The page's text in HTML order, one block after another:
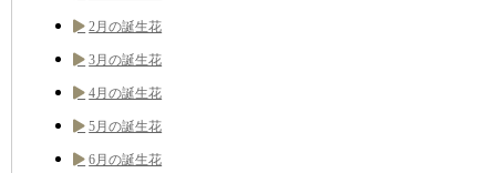
2月の誕生花
3月の誕生花
4月の誕生花
5月の誕生花
6月の誕生花